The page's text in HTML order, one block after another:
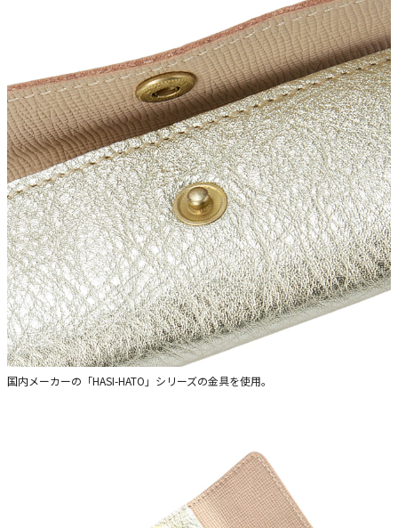
国内メーカーの「HASI-HATO」シリーズの金具を使用。